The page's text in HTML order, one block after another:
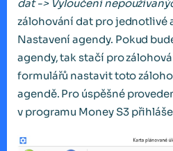
dat -> Vyloučení
zálohování dat pro jednotlivé
Nastavení agendy. Pokud
agendy, tak stačí pro
formulářů nastavit toto
agendě. Pro úspěšné
v programu Money S3